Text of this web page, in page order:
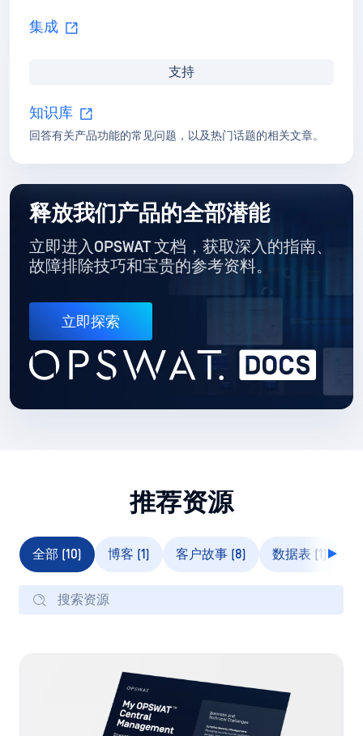
集成
支持
知识库
回答有关产品功能的常见问题，以及热门话题的相关文章。
释放我们产品的全部潜能
立即进入OPSWAT 文档，获取深入的指南、
故障排除技巧和宝贵的参考资料。
立即探索
推荐资源
全部 (10) 博客 (1) 客户故事 (8) 数据表 (1)